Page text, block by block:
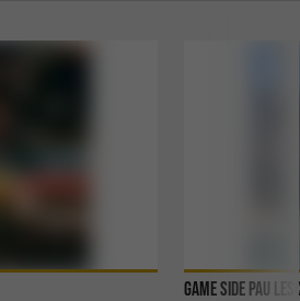
GAME SIDE Pau